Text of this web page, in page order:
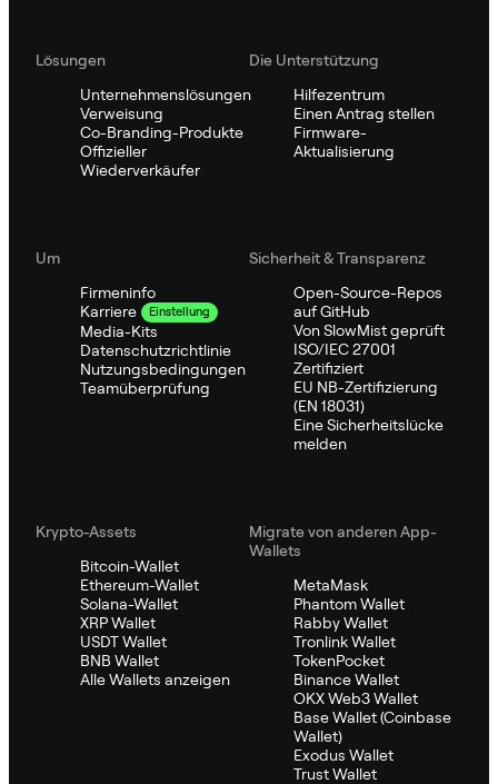
Lösungen
Unternehmenslösungen
Verweisung
Co-Branding-Produkte
Offizieller
Wiederverkäufer
Die Unterstützung
Hilfezentrum
Einen Antrag stellen
Firmware-
Aktualisierung
Um
Firmeninfo
Karriere
Einstellung
Media-Kits
Datenschutzrichtlinie
Nutzungsbedingungen
Teamüberprüfung
Sicherheit & Transparenz
Open-Source-Repos
auf GitHub
Von SlowMist geprüft
ISO/IEC 27001
Zertifiziert
EU NB-Zertifizierung
(EN 18031)
Eine Sicherheitslücke
melden
Krypto-Assets
Bitcoin-Wallet
Ethereum-Wallet
Solana-Wallet
XRP Wallet
USDT Wallet
BNB Wallet
Alle Wallets anzeigen
Migrate von anderen App-
Wallets
MetaMask
Phantom Wallet
Rabby Wallet
Tronlink Wallet
TokenPocket
Binance Wallet
OKX Web3 Wallet
Base Wallet (Coinbase
Wallet)
Exodus Wallet
Trust Wallet